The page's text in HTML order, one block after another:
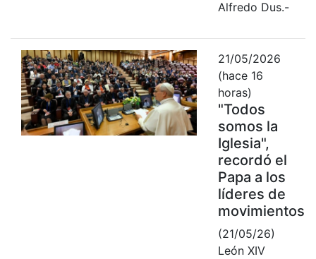
Alfredo Dus.-
21/05/2026
(hace 16
horas)
"Todos
somos la
Iglesia",
recordó el
Papa a los
líderes de
movimientos
(21/05/26)
León XIV